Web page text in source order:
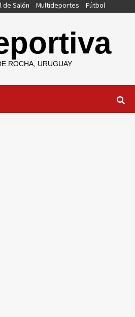
de Salón Multideportes Fútbol
ROCHA, URUGUAY